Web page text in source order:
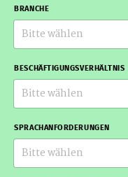
BRANCHE
Bitte wählen
BESCHÄFTIGUNGSVERHÄLTNIS
Bitte wählen
SPRACHANFORDERUNGEN
Bitte wählen